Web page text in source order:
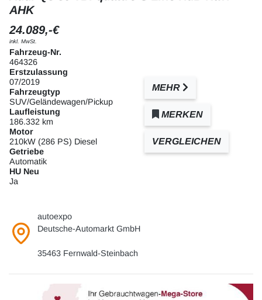
AHK
24.089,-€
inkl. MwSt.
Fahrzeug-Nr.
464326
Erstzulassung
07/2019
Fahrzeugtyp
SUV/Geländewagen/Pickup
Laufleistung
186.332 km
Motor
210kW (286 PS) Diesel
Getriebe
Automatik
HU Neu
Ja
MEHR
MERKEN
VERGLEICHEN
autoexpo
Deutsche-Automarkt GmbH
35463 Fernwald-Steinbach